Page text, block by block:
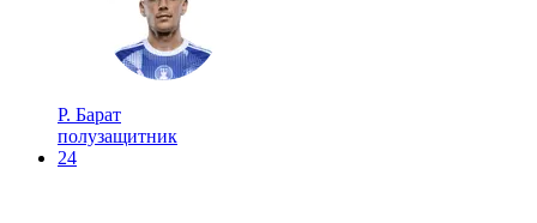
P. Барат
полузащитник
24